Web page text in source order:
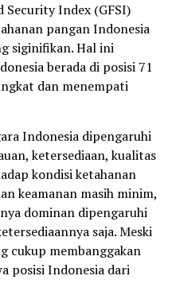
Security Index (GFSI)
pangan Indonesia
siginifikan. Hal ini
berada di posisi 71
dan menempati
Indonesia dipengaruhi
ketersediaan, kualitas
kondisi ketahanan
keamanan masih minim,
dominan dipengaruhi
saja. Meski
cukup membanggakan
posisi Indonesia dari